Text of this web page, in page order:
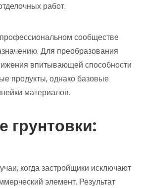
работ.
сообществе
Для преобразования
впитывающей способности
продукты, однако базовые
материалов.
грунтовки:
когда застройщики исключают
элемент. Результат